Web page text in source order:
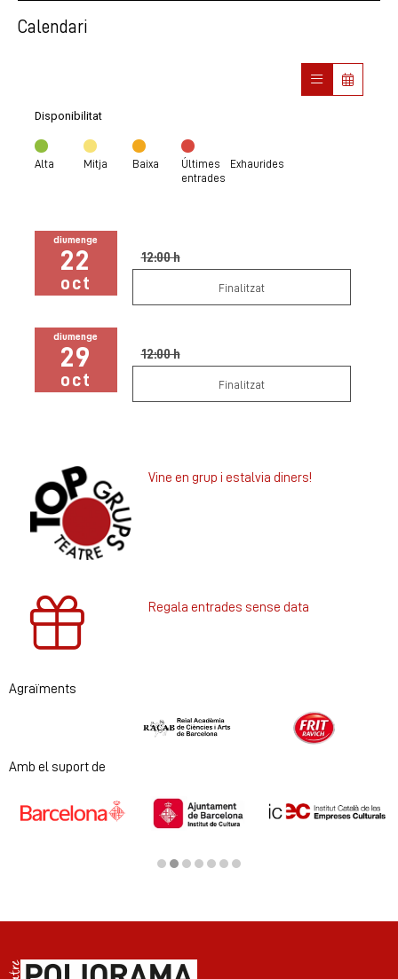
Calendari
Disponibilitat
Alta Mitja Baixa
Últimes
entrades
Exhaurides
diumenge
22
oct
12:00 h
Finalitzat
diumenge
29
oct
12:00 h
Finalitzat
Vine en grup i estalvia diners!
Regala entrades sense data
Agraïments
Diapositiva 1 de 2
Amb el suport de